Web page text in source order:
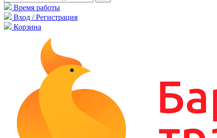
Время работы
Вход / Регистрация
Корзина